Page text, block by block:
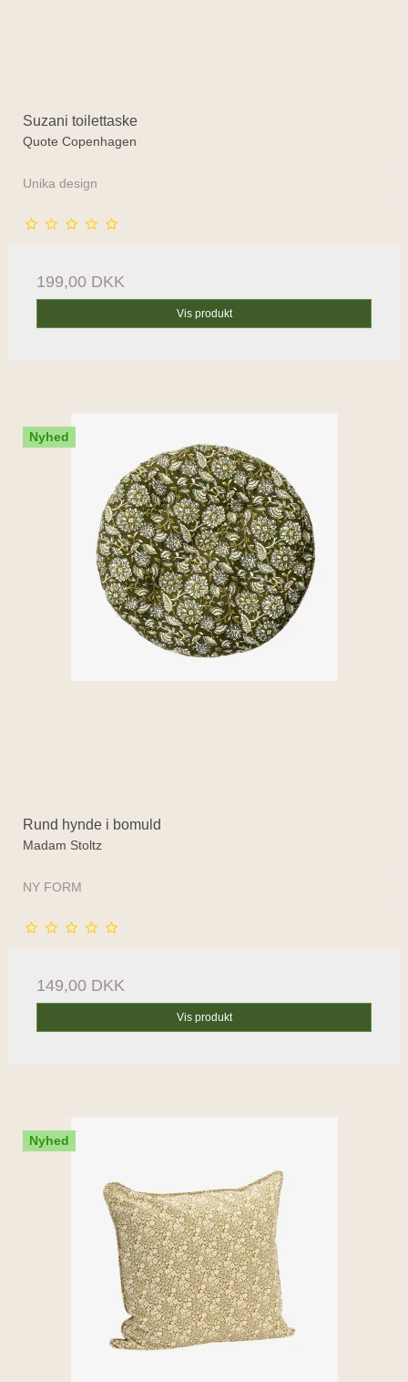
Suzani toilettaske
Quote Copenhagen
Unika design
199,00 DKK
Vis produkt
Nyhed
Rund hynde i bomuld
Madam Stoltz
NY FORM
149,00 DKK
Vis produkt
Nyhed